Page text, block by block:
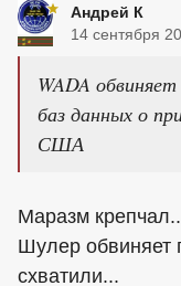
Андрей К
14 сентября
WADA
баз данных о
США
Маразм
Шулер обвиняет
схватили...